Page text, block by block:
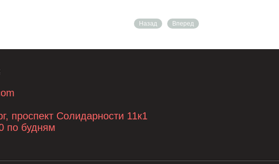
Назад Вперед
проспект Солидарности 11к1
по будням